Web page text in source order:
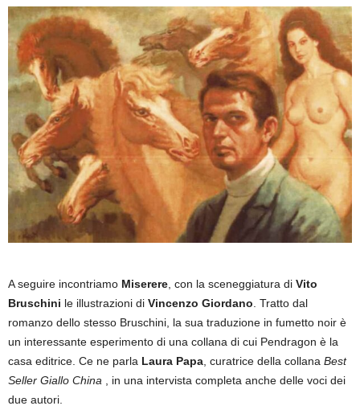
A seguire incontriamo Miserere , con la sceneggiatura di Vito
Bruschini le illustrazioni di Vincenzo Giordano . Tratto dal
romanzo dello stesso Bruschini, la sua traduzione in fumetto noir è
un interessante esperimento di una collana di cui Pendragon è la
casa editrice. Ce ne parla Laura Papa , curatrice della collana Best
Seller Giallo China , in una intervista completa anche delle voci dei
due autori.